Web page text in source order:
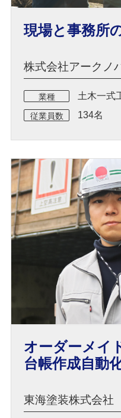
現場と事務所
株式会社アークノ
業種 土木一式
従業員数 134名
オーダーメイ
台帳作成自動
東海塗装株式会社